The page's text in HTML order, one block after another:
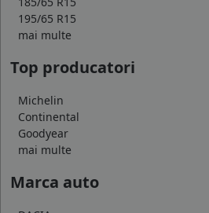
195/65 R15
mai multe
Top producatori
Michelin
Continental
Goodyear
mai multe
Marca auto